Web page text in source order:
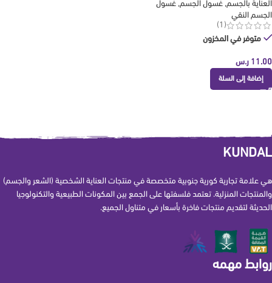
العناية بالجسم, غسول الجسم, غسول
الجسم النقي
(1)
متوفر في المخزون
11.00 ر.س
إضافة إلى السلة
KUNDAL
هي علامة تجارية كورية جنوبية متخصصة في منتجات العناية الشخصية (الشعر والجسم)
والمنتجات المنزلية. تعتمد فلسفتها على الجمع بين المكونات الطبيعية والتكنولوجيا
الحديثة لتقديم منتجات فاخرة بأسعار في متناول الجميع.
روابط مهمه